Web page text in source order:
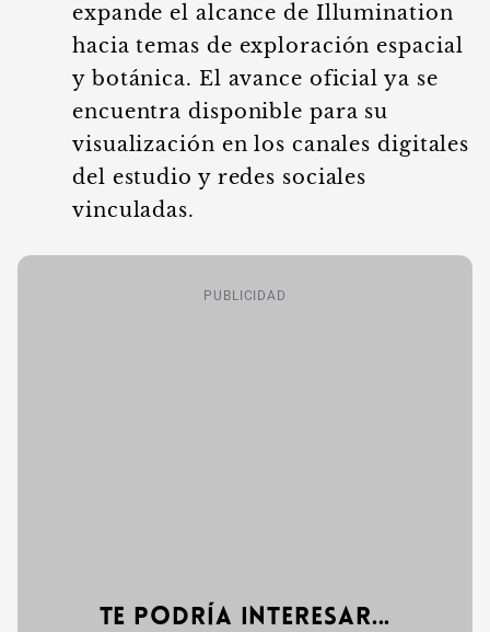
expande el alcance de Illumination
hacia temas de exploración espacial
y botánica. El avance oficial ya se
encuentra disponible para su
visualización en los canales digitales
del estudio y redes sociales
vinculadas.
PUBLICIDAD
Te podría interesar...